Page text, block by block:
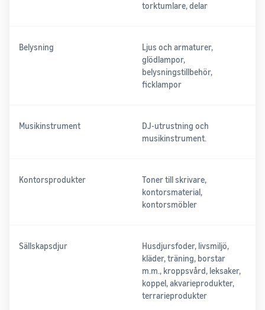
torktumlare, delar
Belysning
Ljus och armaturer,
glödlampor,
belysningstillbehör,
ficklampor
Musikinstrument
DJ-utrustning och
musikinstrument.
Kontorsprodukter
Toner till skrivare,
kontorsmaterial,
kontorsmöbler
Sällskapsdjur
Husdjursfoder, livsmiljö,
kläder, träning, borstar
m.m., kroppsvård, leksaker,
koppel, akvarieprodukter,
terrarieprodukter